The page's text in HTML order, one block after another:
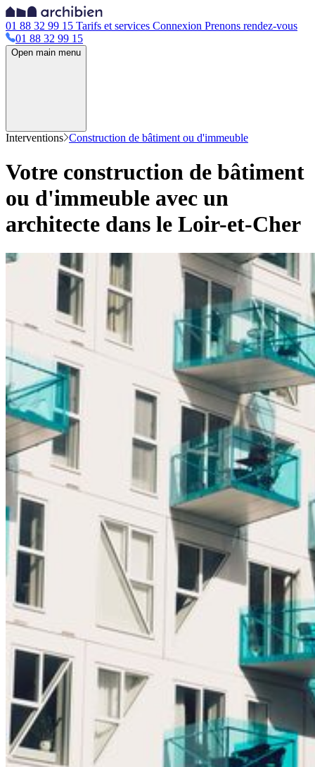
01 88 32 99 15 Tarifs et services Connexion Prenons rendez-vous
01 88 32 99 15
Open main menu
Interventions Construction de bâtiment ou d'immeuble
Votre construction de bâtiment
ou d'immeuble avec un
architecte dans le Loir-et-Cher